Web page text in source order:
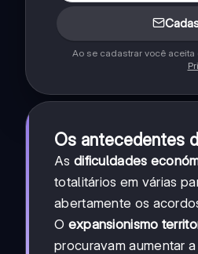
Ao se cadastrar você aceita
Os antecedentes
As dificuldades
totalitários em várias
abertamente os
O expansionismo
procuravam aumentar